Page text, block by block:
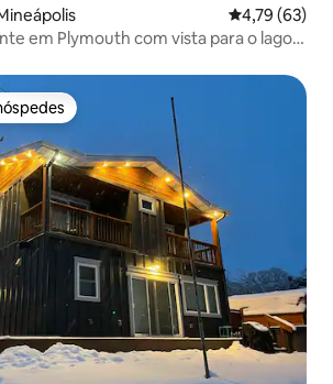
4,79 de uma
4,79 (63)
em Plymouth com vista para o lago
preferidos dos hóspedes